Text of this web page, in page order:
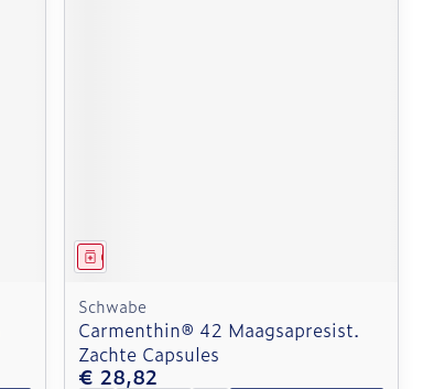
Geneesmiddel
Schwabe
Carmenthin® 42 Maagsapresist.
Zachte Capsules
€ 28,82